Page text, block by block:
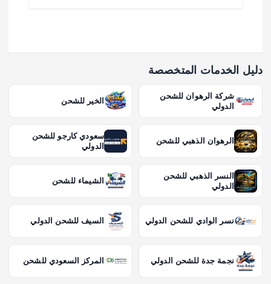
دليل الخدمات المتخصصة
شركة الرهوان للشحن
الدولي
الخير للشحن
الرهوان الذهبي للشحن
سعودي كارجو للشحن
الدولي
النسر الذهبي للشحن
الدولي
الشيماء للشحن
نسر الوادي للشحن الدولي السيف للشحن الدولي
نجمة جدة للشحن الدولي المركز السعودي للشحن